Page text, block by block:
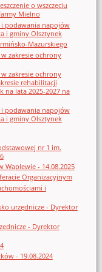
o wszczęciu
Mielno
podawania napojów
i gminy Olsztynek
Mazurskiego
zakresie ochrony
zakresie ochrony
rehabilitacji
na lata 2025-2027 na
podawania napojów
i gminy Olsztynek
nr 1 im.
Waplewie - 14.08.2025
Organizacyjnym
i
urzędnicze - Dyrektor
- Dyrektor
- 19.08.2024